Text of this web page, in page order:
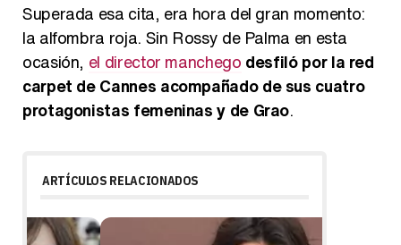
Superada esa cita, era hora del gran momento:
la alfombra roja. Sin Rossy de Palma en esta
ocasión, el director manchego desfiló por la red
carpet de Cannes acompañado de sus cuatro
protagonistas femeninas y de Grao.
ARTÍCULOS RELACIONADOS